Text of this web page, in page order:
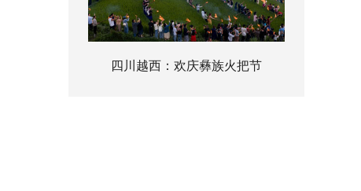
四川越西：欢庆彝族火把节